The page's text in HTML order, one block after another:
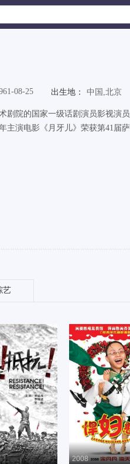
08-25 出生地： 中国,北京
剧院的国家一级话剧演员影视演
主演电影《月牙儿》荣获第41届
艺
2008